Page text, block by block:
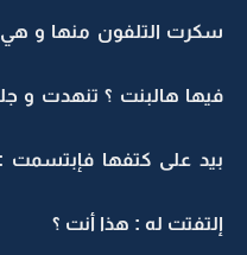
سكرت التلفون منها و
فيها هالبنت ؟ تنهدت و
بيد على كتفها فإبتسمت
إلتفتت له : هذا أنت ؟